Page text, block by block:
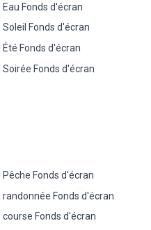
Eau Fonds d'écran
Soleil Fonds d'écran
Été Fonds d'écran
Soirée Fonds d'écran
Pêche Fonds d'écran
randonnée Fonds d'écran
course Fonds d'écran